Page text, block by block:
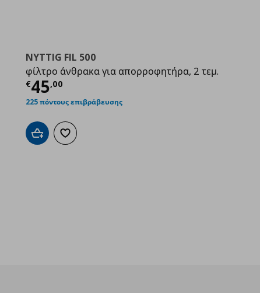
NYTTIG FIL 500
φίλτρο άνθρακα για απορροφητήρα, 2 τεμ.
€45,00
Τρέχουσα τιμή
225 πόντους επιβράβευσης
Προσθήκη στο καλάθι
Προσθήκη στα αγαπημένα